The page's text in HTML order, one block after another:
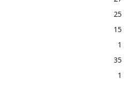
25
15
1
35
1